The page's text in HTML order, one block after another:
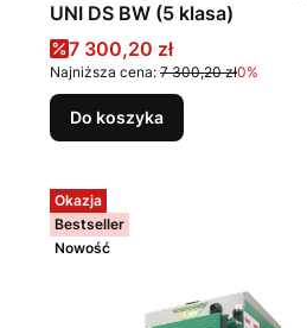
UNI DS BW (5 klasa)
Cena promocyjna
7 300,20 zł
Najniższa cena: 7 300,20 zł0%
Do koszyka
Okazja
Bestseller
Nowość